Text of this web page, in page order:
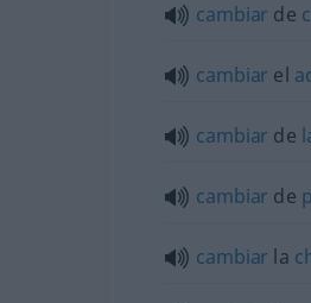
cambiar de
cambiar el
cambiar de
cambiar de
cambiar la